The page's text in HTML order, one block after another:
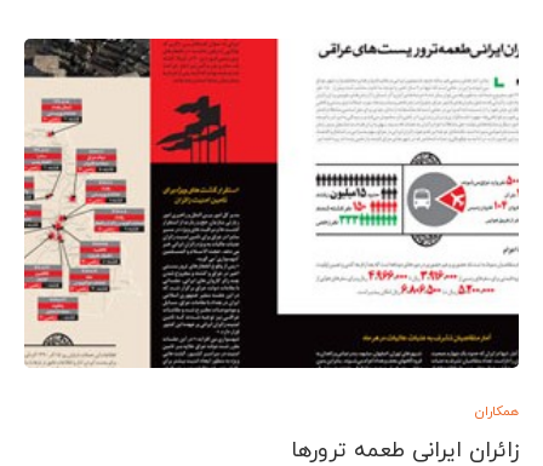
همکاران
زائران ایرانی طعمه ترورها